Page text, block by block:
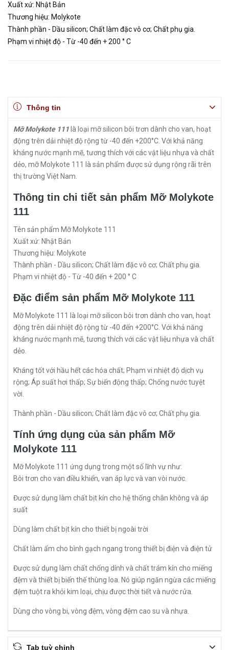
Xuất xứ: Nhật Bản
Thương hiệu: Molykote
Thành phần - Dầu silicon; Chất làm đặc vô cơ; Chất phụ gia.
Phạm vi nhiệt độ - Từ -40 đến + 200 ° C
Thông tin
Mỡ Molykote 111 là loại mỡ silicon bôi trơn dành cho van, hoạt
động trên dải nhiệt độ rộng từ -40 đến +200°C. Với khả năng
kháng nước mạnh mẽ, tương thích với các vật liệu nhựa và chất
dẻo, mỡ Molykote 111 là sản phẩm được sử dụng rộng rãi trên
thị trường Việt Nam.
Thông tin chi tiết sản phẩm Mỡ Molykote
111
Tên sản phẩm Mỡ Molykote 111
Xuất xứ: Nhật Bản
Thương hiệu: Molykote
Thành phần - Dầu silicon; Chất làm đặc vô cơ; Chất phụ gia.
Phạm vi nhiệt độ - Từ -40 đến + 200 ° C
Đặc điểm sản phẩm Mỡ Molykote 111
Mỡ Molykote 111 là loại mỡ silicon bôi trơn dành cho van, hoạt
động trên dải nhiệt độ rộng từ -40 đến +200°C. Với khả năng
kháng nước mạnh mẽ, tương thích với các vật liệu nhựa và chất
dẻo.
Kháng tốt với hầu hết các hóa chất; Phạm vi nhiệt độ dịch vụ
rộng; Áp suất hơi thấp; Sự biến động thấp; Chống nước tuyệt
vời.
Thành phần - Dầu silicon; Chất làm đặc vô cơ; Chất phụ gia.
Tính ứng dụng của sản phẩm Mỡ
Molykote 111
Mỡ Molykote 111 ứng dụng trong một số lĩnh vự như:
Bôi trơn cho van điều khiển, van áp lực và van vòi nước.
Được sử dụng làm chất bịt kín cho hệ thống chân không và áp
suất
Dùng làm chất bịt kín cho thiết bị ngoài trời
Chất làm ẩm cho bình gạch ngang trong thiết bị điện và điện tử
Được sử dụng làm chất chống dính và chất trám kín cho miếng
đệm và thiết bị biến thế thùng loa. Nó giúp ngăn ngừa các miếng
đệm tuột ra khỏi kim loại, chịu được thời tiết và nước rửa.
Dùng cho vòng bi, vòng đệm, vòng đệm cao su và nhựa.
Tab tuỳ chỉnh